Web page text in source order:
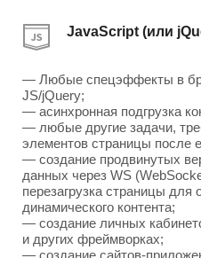
JavaScript (или
— Любые спецэффекты в
JS/jQuery;
— асинхронная подгрузка
— любые другие задачи,
элементов страницы после
— создание продвинутых
данных через WS
перезагрузка страницы для
динамического контента;
— создание личных
и других фреймворках;
— создание сайтов-